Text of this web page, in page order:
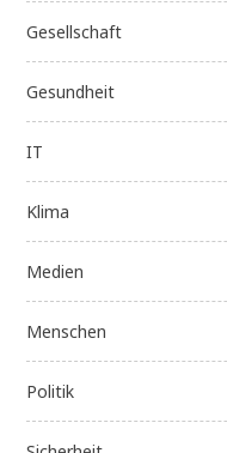
Gesellschaft
Gesundheit
IT
Klima
Medien
Menschen
Politik